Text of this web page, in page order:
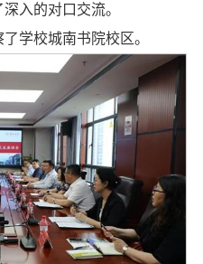
入的对口交流。
学校城南书院校区。